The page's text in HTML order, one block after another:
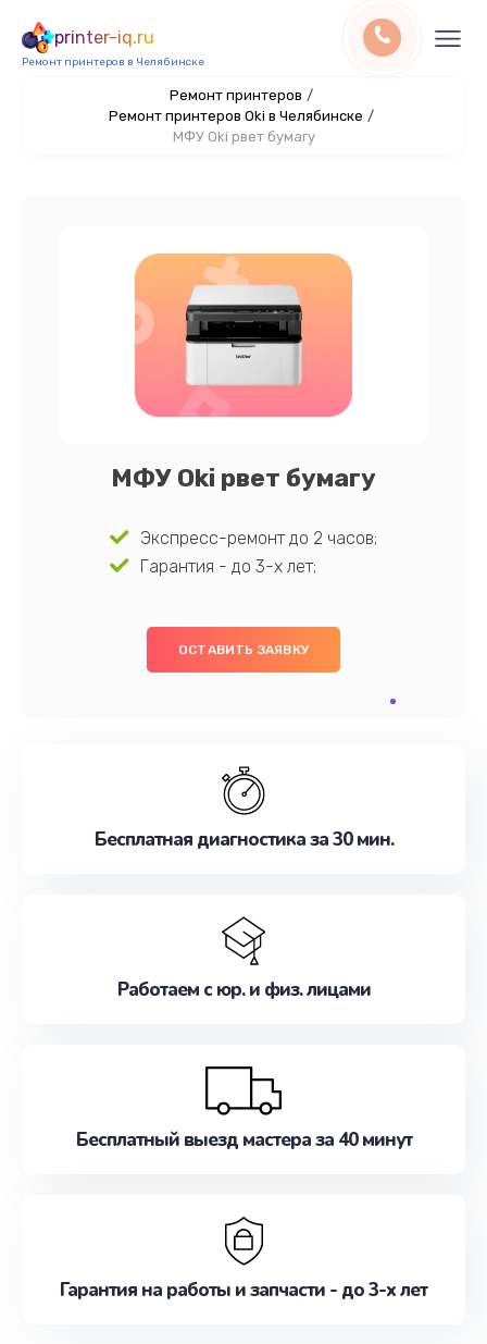
printer-iq.ru
Ремонт принтеров в Челябинске
Ремонт принтеров /
Ремонт принтеров Oki в Челябинске /
МФУ Oki рвет бумагу
МФУ Oki рвет бумагу
Экспресс-ремонт до 2 часов;
Гарантия - до 3-х лет;
ОСТАВИТЬ ЗАЯВКУ
Бесплатная диагностика за 30 мин.
Работаем с юр. и физ. лицами
Бесплатный выезд мастера за 40 минут
Гарантия на работы и запчасти - до 3-х лет